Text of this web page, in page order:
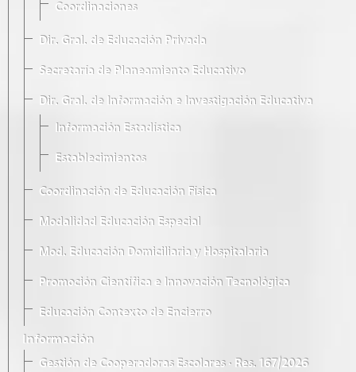
Coordinaciones
Dir. Gral. de Educación Privada
Secretaría de Planeamiento Educativo
Dir. Gral. de Información e Investigación Educativa
Información Estadística
Establecimientos
Coordinación de Educación Física
Modalidad Educación Especial
Mod. Educación Domiciliaria y Hospitalaria
Promoción Científica e Innovación Tecnológica
Educación Contexto de Encierro
Información
Gestión de Cooperadoras Escolares · Res. 167/2026